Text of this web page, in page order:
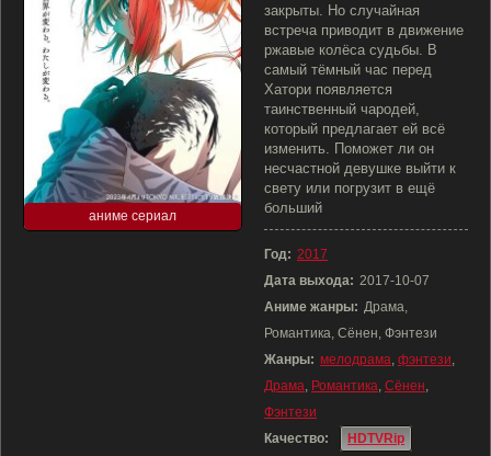
аниме сериал
закрыты. Но случайная
встреча приводит в движение
ржавые колёса судьбы. В
самый тёмный час перед
Хатори появляется
таинственный чародей,
который предлагает ей всё
изменить. Поможет ли он
несчастной девушке выйти к
свету или погрузит в ещё
больший
Год: 2017
Дата выхода: 2017-10-07
Аниме жанры: Драма,
Романтика, Сёнен, Фэнтези
Жанры: мелодрама, фэнтези,
Драма, Романтика, Сёнен,
Фэнтези
Качество:
HDTVRip